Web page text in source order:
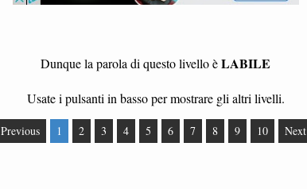
Dunque la parola di questo livello èLABILE
Usate i pulsanti in basso per mostrare gli altri livelli.
Previous 1 2 3 4 5 6 7 8 9 10 Next